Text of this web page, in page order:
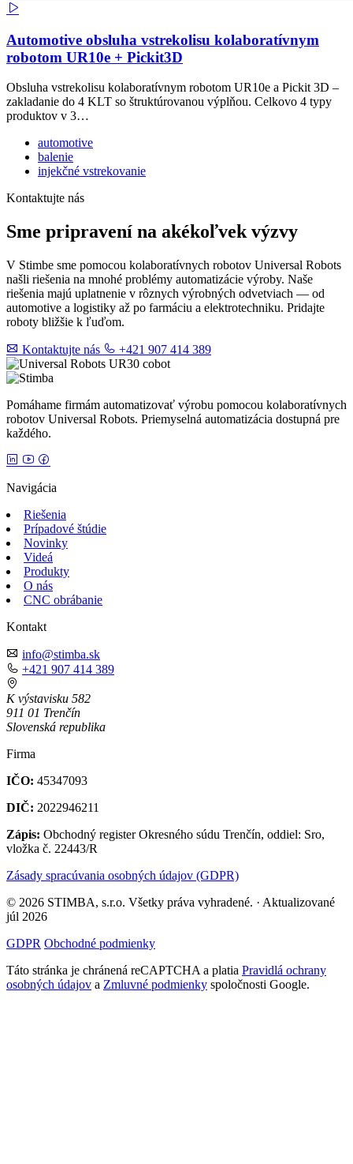
Automotive obsluha vstrekolisu kolaboratívnym
robotom UR10e + Pickit3D
Obsluha vstrekolisu kolaboratívnym robotom UR10e a Pickit 3D –
zakladanie do 4 KLT so štruktúrovanou výplňou. Celkovo 4 typy
produktov v 3…
automotive
balenie
injekčné vstrekovanie
Kontaktujte nás
Sme pripravení na akékoľvek výzvy
V Stimbe sme pomocou kolaboratívnych robotov Universal Robots
našli riešenia na mnohé problémy automatizácie výroby. Naše
riešenia majú uplatnenie v rôznych výrobných odvetviach — od
automotive a logistiky až po farmáciu a elektrotechniku. Pridajte
roboty bližšie k ľuďom.
Kontaktujte nás +421 907 414 389
Pomáhame firmám automatizovať výrobu pomocou kolaboratívnych
robotov Universal Robots. Priemyselná automatizácia dostupná pre
každého.
Navigácia
Riešenia
Prípadové štúdie
Novinky
Videá
Produkty
O nás
CNC obrábanie
Kontakt
info@stimba.sk
+421 907 414 389
K výstavisku 582
911 01 Trenčín
Slovenská republika
Firma
IČO: 45347093
DIČ: 2022946211
Zápis: Obchodný register Okresného súdu Trenčín, oddiel: Sro,
vložka č. 22443/R
Zásady spracúvania osobných údajov (GDPR)
© 2026 STIMBA, s.r.o. Všetky práva vyhradené. · Aktualizované
júl 2026
GDPR Obchodné podmienky
Táto stránka je chránená reCAPTCHA a platia Pravidlá ochrany
osobných údajov a Zmluvné podmienky spoločnosti Google.